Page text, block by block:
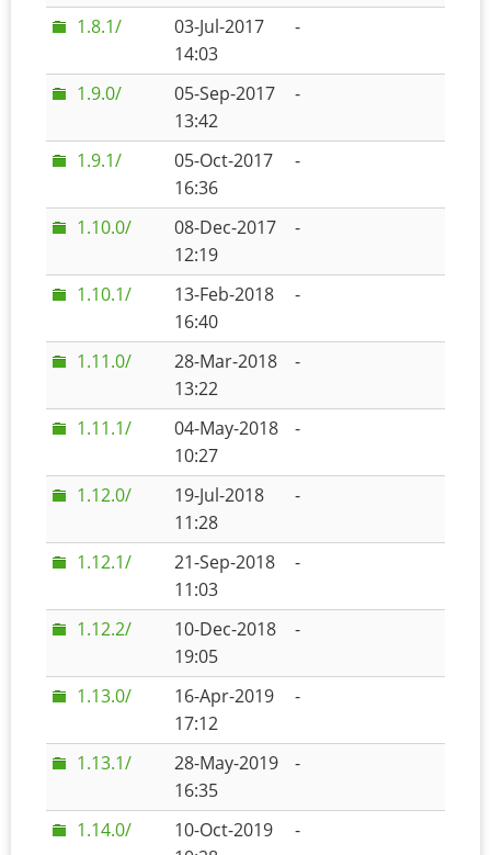
1.8.1/
03-Jul-2017
14:03
-
1.9.0/
05-Sep-2017
13:42
-
1.9.1/
05-Oct-2017
16:36
-
1.10.0/
08-Dec-2017
12:19
-
1.10.1/
13-Feb-2018
16:40
-
1.11.0/
28-Mar-2018
13:22
-
1.11.1/
04-May-2018
10:27
-
1.12.0/
19-Jul-2018
11:28
-
1.12.1/
21-Sep-2018
11:03
-
1.12.2/
10-Dec-2018
19:05
-
1.13.0/
16-Apr-2019
17:12
-
1.13.1/
28-May-2019
16:35
-
1.14.0/
10-Oct-2019
-